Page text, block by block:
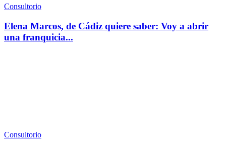
Consultorio
Elena Marcos, de Cádiz quiere saber: Voy a abrir
una franquicia...
Consultorio